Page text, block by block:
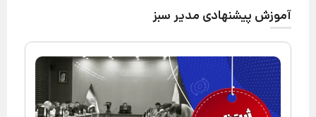
آموزش پیشنهادی مدیر سبز